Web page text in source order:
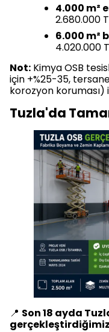
4.000 m²
2.680.000
6.000 m²
4.020.000
Not: Kimya OSB
için +%25-35,
korozyon koruması)
Tuzla'da
📍 Son 18 ayda